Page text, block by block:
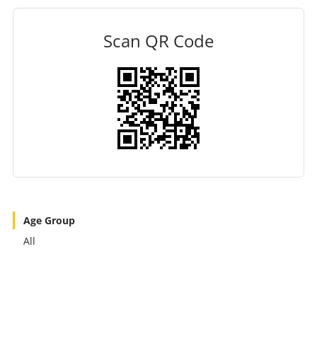
Scan QR Code
Age Group
All